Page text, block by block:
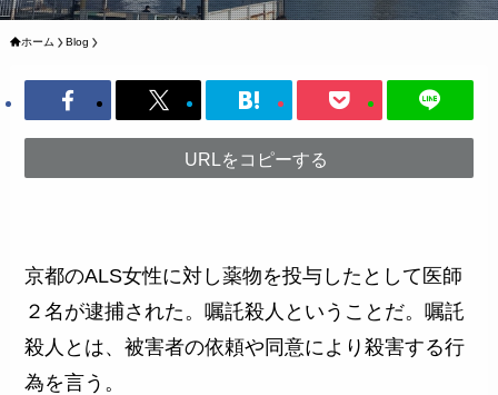
ホーム Blog
URLをコピーする
京都のALS女性に対し薬物を投与したとして医師
２名が逮捕された。嘱託殺人ということだ。嘱託
殺人とは、被害者の依頼や同意により殺害する行
為を言う。